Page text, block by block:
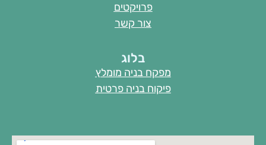
פרויקטים
צור קשר
בלוג
מפקח בניה מומלץ
פיקוח בניה פרטית